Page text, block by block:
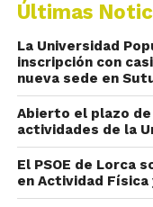
Últimas
La Universidad
inscripción con
nueva sede en
Abierto el plazo
actividades de la
El PSOE de Lorca
en Actividad